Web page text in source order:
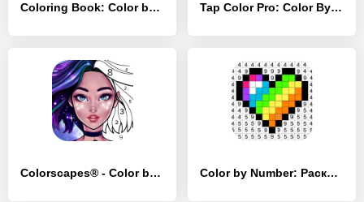
Coloring Book: Color by Number - [Взлом/МОД Unlocked] Tap Color Pro: Color By Number - [Взлом/МОД Unlocked]
Colorscapes® - Color by Number - [Взлом/МОД Бесконечные деньги] Color by Number: Pаскраска - [Взлом/МОД Много денег]